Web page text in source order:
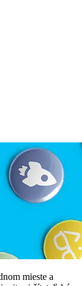
mieste a